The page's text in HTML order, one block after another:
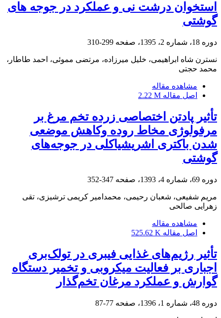
استخوان درشت نی و عملکرد در جوجه های
گوشتی
دوره 18، شماره 2، 1395، صفحه 299-310
نسترن شاه ابراهیمی، خلیل میرزاده، مرتضی مموئی، احمد طاطار،
محمد حجتی
مشاهده مقاله
اصل مقاله 2.22 M
تأثیر پادتن اختصاصی زرده تخم مرغ بر
مرفولوژی مخاط روده وکاهش موضعی
شدن باکتری اشریشیاکلی‌ ‌در جوجه‌های
گوشتی
دوره 69، شماره 4، 1393، صفحه 347-352
مریم شفیعی، شعبان رحیمی، محمد‌امیر کریمی ترشیزی، تقی
زهرایی صالحی
مشاهده مقاله
اصل مقاله 525.62 K
تأثیر رژیم‌های غذایی فیبری در تولک‌بری
اجباری بر فعالیت میکروبی و تخمیر دستگاه
گوارش و عملکرد مرغان تخم‌گذار
دوره 48، شماره 1، 1396، صفحه 77-87